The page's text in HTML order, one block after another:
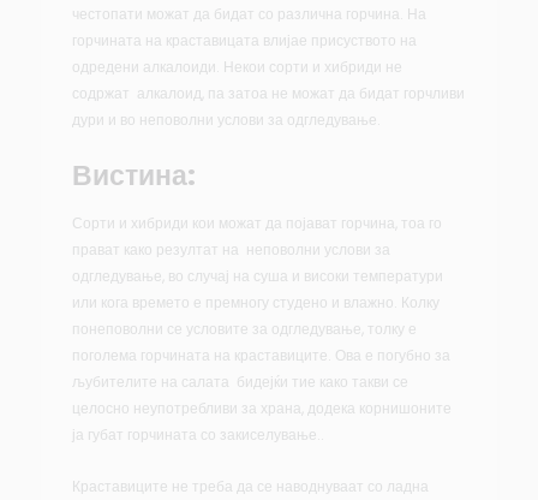
честопати можат да бидат со различна горчина. На
горчината на краставицата влијае присуството на
одредени алкалоиди. Некои сорти и хибриди не
содржат алкалоид, па затоа не можат да бидат горчливи
дури и во неповолни услови за одгледување.
Вистина:
Сорти и хибриди кои можат да појават горчина, тоа го
прават како резултат на неповолни услови за
одгледување, во случај на суша и високи температури
или кога времето е премногу студено и влажно. Колку
понеповолни се условите за одгледување, толку е
поголема горчината на краставиците. Ова е погубно за
љубителите на салата бидејќи тие како такви се
целосно неупотребливи за храна, додека корнишоните
ја губат горчината со закиселување..
Краставиците не треба да се наводнуваат со ладна